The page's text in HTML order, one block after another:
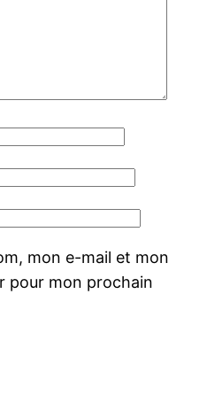
mon e-mail et mon
pour mon prochain